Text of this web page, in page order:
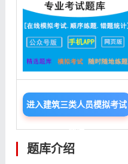
进入建筑三类人员模拟考试
题库
题库介绍